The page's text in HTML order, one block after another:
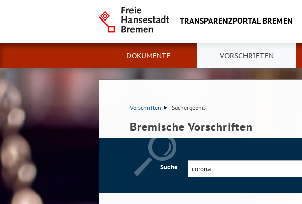
TRANSPARENZPORTAL BREMEN
DOKUMENTE VORSCHRIFTEN
Vorschriften Suchergebnis
Bremische Vorschriften
Suche